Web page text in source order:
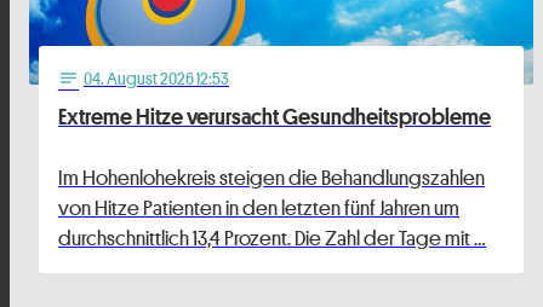
notes 04. August 2026 12:53
Extreme Hitze verursacht Gesundheitsprobleme
Im Hohenlohekreis steigen die Behandlungszahlen
von Hitze Patienten in den letzten fünf Jahren um
durchschnittlich 13,4 Prozent. Die Zahl der Tage mit …